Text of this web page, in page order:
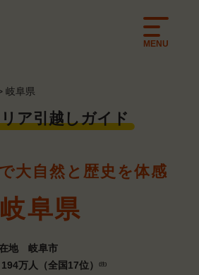
MENU
岐阜県
ア引越しガイド
大自然と歴史を体感
岐阜県
地 岐阜市
万人（全国17位）
(注)